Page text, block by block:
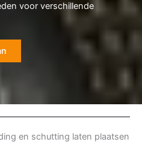
voor verschillende
en schutting laten plaatsen